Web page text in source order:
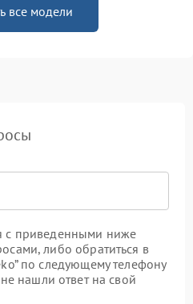
все модели
с приведенными ниже
либо обратиться в
по следующему телефону
нашли ответ на свой